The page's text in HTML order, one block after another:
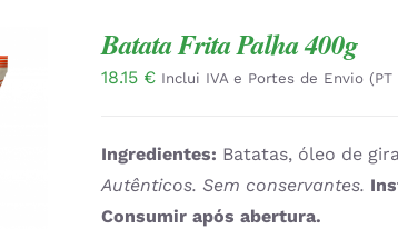
Batata Frita Palha 400g
18.15 € Inclui IVA e Portes de Envio
Ingredientes: Batatas, óleo de
Autênticos. Sem conservantes.
Consumir após abertura.